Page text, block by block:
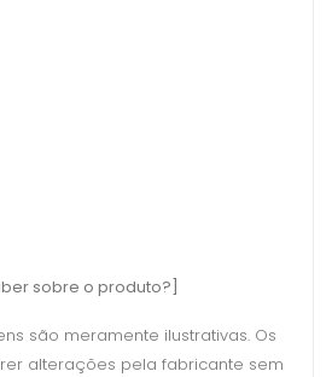
sobre o produto?]
são meramente ilustrativas. Os
alterações pela fabricante sem